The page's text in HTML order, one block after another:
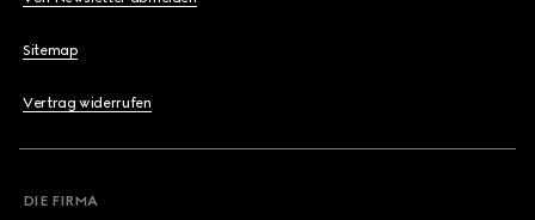
Sitemap
Vertrag widerrufen
DIE FIRMA